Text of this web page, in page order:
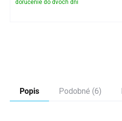
Popis Podobné (6)